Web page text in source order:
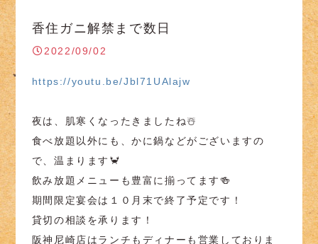
香住ガニ解禁まで数日
2022/09/02
https://youtu.be/Jbl71UAlajw
夜は、肌寒くなったきましたね☃️
食べ放題以外にも、かに鍋などがございますの
で、温まります🦀
飲み放題メニューも豊富に揃ってます🍻
期間限定宴会は１０月末で終了予定です！
貸切の相談を承ります！
阪神尼崎店はランチもディナーも営業しておりま